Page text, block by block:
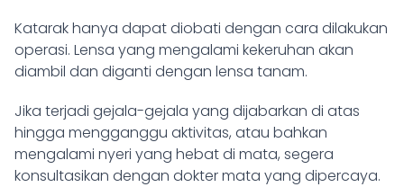
Katarak hanya dapat diobati dengan cara dilakukan
operasi. Lensa yang mengalami kekeruhan akan
diambil dan diganti dengan lensa tanam.
Jika terjadi gejala-gejala yang dijabarkan di atas
hingga mengganggu aktivitas, atau bahkan
mengalami nyeri yang hebat di mata, segera
konsultasikan dengan dokter mata yang dipercaya.